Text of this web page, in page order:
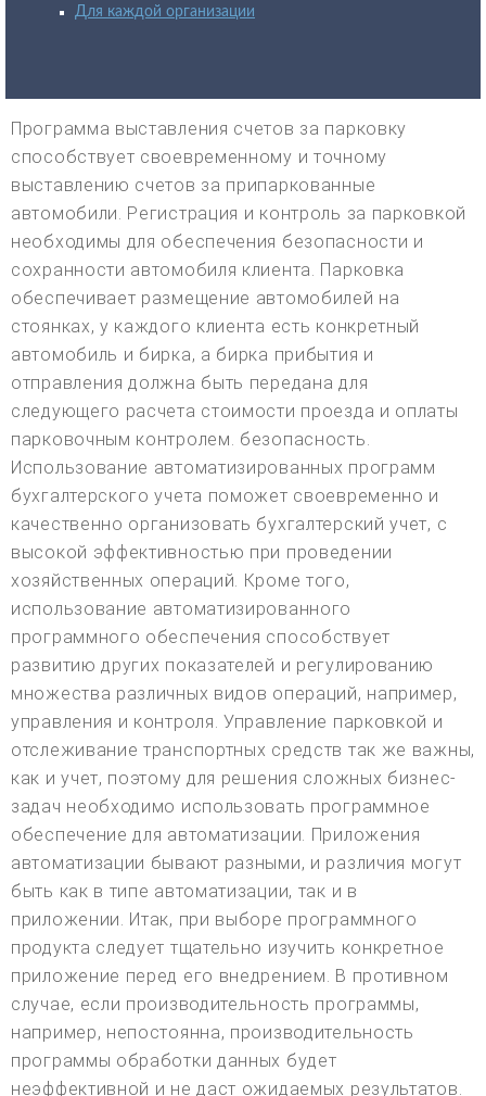
Для каждой организации
Программа выставления счетов за парковку
способствует своевременному и точному
выставлению счетов за припаркованные
автомобили. Регистрация и контроль за парковкой
необходимы для обеспечения безопасности и
сохранности автомобиля клиента. Парковка
обеспечивает размещение автомобилей на
стоянках, у каждого клиента есть конкретный
автомобиль и бирка, а бирка прибытия и
отправления должна быть передана для
следующего расчета стоимости проезда и оплаты
парковочным контролем. безопасность.
Использование автоматизированных программ
бухгалтерского учета поможет своевременно и
качественно организовать бухгалтерский учет, с
высокой эффективностью при проведении
хозяйственных операций. Кроме того,
использование автоматизированного
программного обеспечения способствует
развитию других показателей и регулированию
множества различных видов операций, например,
управления и контроля. Управление парковкой и
отслеживание транспортных средств так же важны,
как и учет, поэтому для решения сложных бизнес-
задач необходимо использовать программное
обеспечение для автоматизации. Приложения
автоматизации бывают разными, и различия могут
быть как в типе автоматизации, так и в
приложении. Итак, при выборе программного
продукта следует тщательно изучить конкретное
приложение перед его внедрением. В противном
случае, если производительность программы,
например, непостоянна, производительность
программы обработки данных будет
неэффективной и не даст ожидаемых результатов.